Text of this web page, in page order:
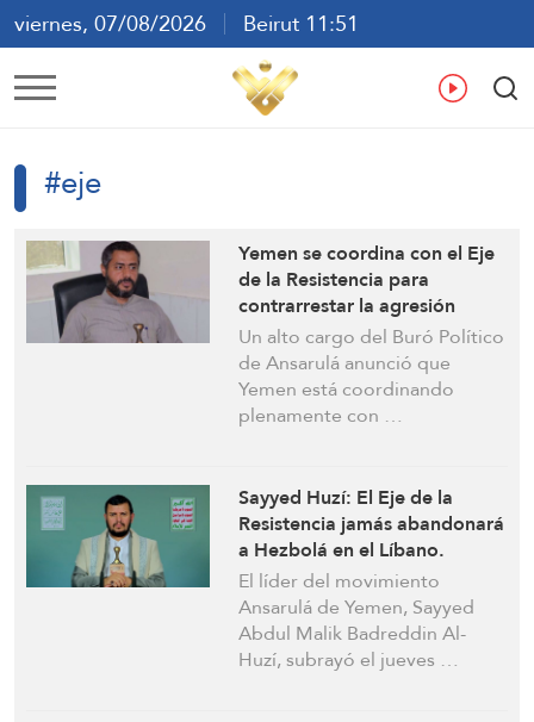
viernes, 07/08/2026
Beirut 11:51
ع En
#eje
Yemen se coordina con el Eje
de la Resistencia para
contrarrestar la agresión
estadounidense-israelí:
Funcionario de Ansarulá
Un alto cargo del Buró Político
de Ansarulá anunció que
Yemen está coordinando
plenamente con …
Sayyed Huzí: El Eje de la
Resistencia jamás abandonará
a Hezbolá en el Líbano.
Arabia Saudí refuerza los
planes estadounidenses e
israelíes en la región
El líder del movimiento
Ansarulá de Yemen, Sayyed
Abdul Malik Badreddin Al-
Huzí, subrayó el jueves …